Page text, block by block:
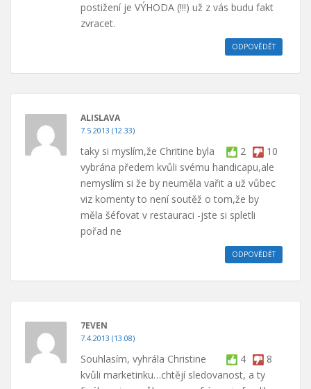
postižení je VÝHODA (!!!) už z vás budu fakt
zvracet.
ODPOVĚDĚT
ALISLAVA
7.5.2013 (12.33)
2 10
taky si myslím,že Chritine byla
vybrána předem kvůli svému handicapu,ale
nemyslím si že by neuměla vařit a už vůbec
viz komenty to není soutěž o tom,že by
měla šéfovat v restauraci -jste si spletli
pořad ne
ODPOVĚDĚT
7EVEN
7.4.2013 (13.08)
4 8
Souhlasím, vyhrála Christine
kvůli marketinku…chtějí sledovanost, a ty